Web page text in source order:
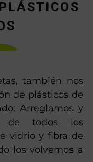
también nos
de plásticos de